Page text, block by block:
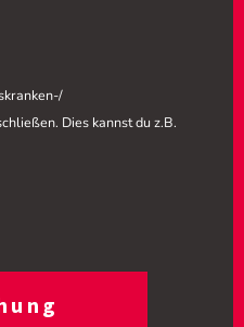
Dies kannst du z.B.